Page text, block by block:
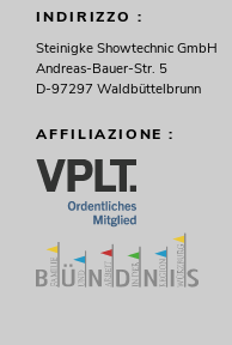
INDIRIZZO :
Steinigke Showtechnic GmbH
Andreas-Bauer-Str. 5
D-97297 Waldbüttelbrunn
AFFILIAZIONE :